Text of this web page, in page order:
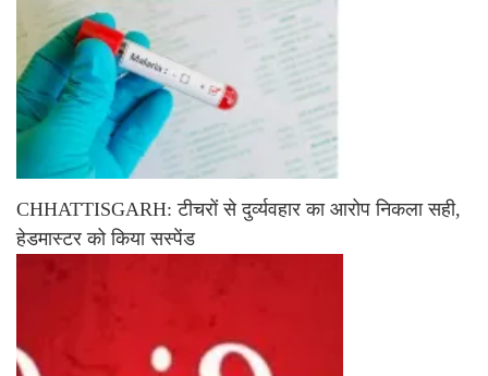
CHHATTISGARH: टीचरों से दुर्व्यवहार का आरोप निकला सही,
हेडमास्टर को किया सस्पेंड